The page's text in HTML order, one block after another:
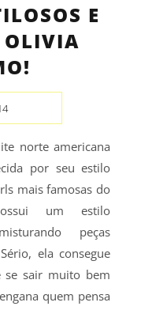
E
OLIVIA
norte americana
por seu estilo
mais famosas do
um estilo
peças
ela consegue
sair muito bem
quem pensa